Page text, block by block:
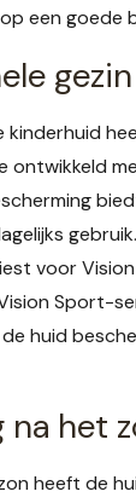
een goede
gezin
kinderhuid
ontwikkeld
voor Vision
Sport-
de huid
na het
heeft de